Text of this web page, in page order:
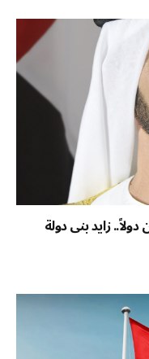
زايد بنى دولة